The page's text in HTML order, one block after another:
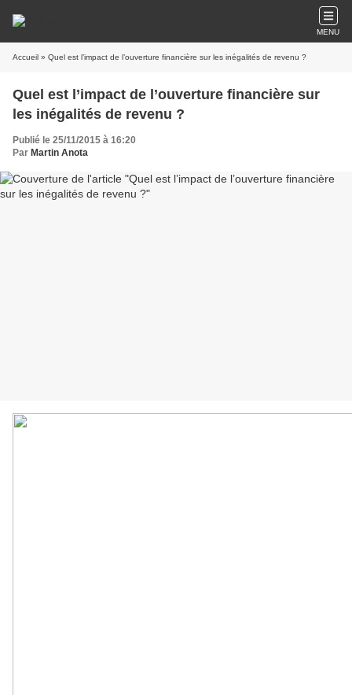
MENU
Accueil » Quel est l’impact de l’ouverture financière sur les inégalités de revenu ?
Quel est l’impact de l’ouverture financière sur
les inégalités de revenu ?
Publié le 25/11/2015 à 16:20
Par Martin Anota